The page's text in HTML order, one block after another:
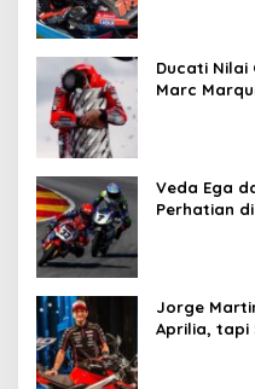
Ducati Nilai
Marc
Veda Ega
Perhatian di
Jorge
Aprilia, tapi